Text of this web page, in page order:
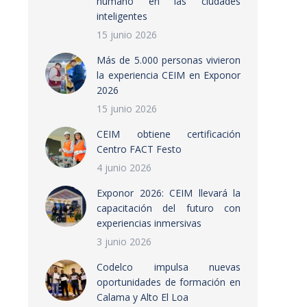
inteligentes
15 junio 2026
Más de 5.000 personas vivieron
la experiencia CEIM en Exponor
2026
15 junio 2026
CEIM obtiene certificación
Centro FACT Festo
4 junio 2026
Exponor 2026: CEIM llevará la
capacitación del futuro con
experiencias inmersivas
3 junio 2026
Codelco impulsa nuevas
oportunidades de formación en
Calama y Alto El Loa